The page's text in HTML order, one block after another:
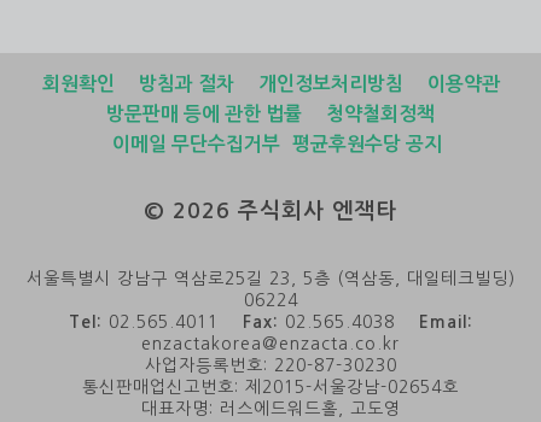
회원확인 방침과 절차 개인정보처리방침
이용약관
방문판매 등에 관한 법률
청약철회정책
이메일 무단수집거부
평균후원수당 공지
© 2026 주식회사 엔잭타
서울특별시 강남구 역삼로25길 23, 5층 (역삼동, 대일테크빌딩)
06224
Tel: 02.565.4011 Fax: 02.565.4038
Email:
enzactakorea@enzacta.co.kr
사업자등록번호: 220-87-30230
통신판매업신고번호: 제2015-서울강남-02654호
대표자명: 러스에드워드홀, 고도영